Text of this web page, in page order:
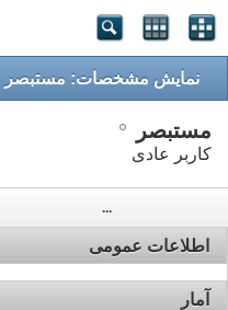
نمایش مشخصات: مستبصر
مستبصر
کاربر عادی
...
اطلاعات عمومی
آمار